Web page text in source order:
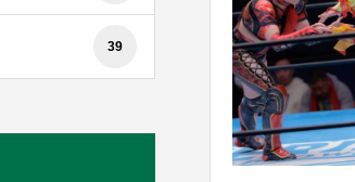
39